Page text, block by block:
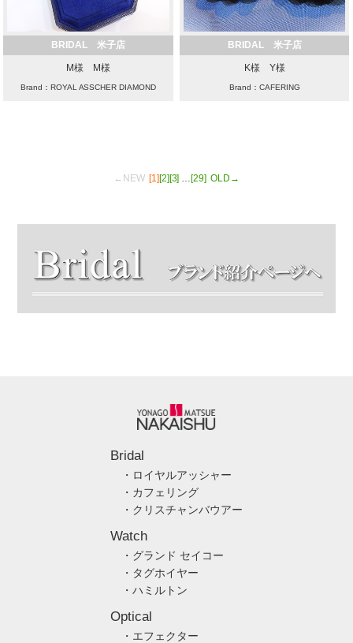
BRIDAL 米子店
M様 M様
Brand：ROYAL ASSCHER DIAMOND
BRIDAL 米子店
K様 Y様
Brand：CAFERING
←NEW [1][2][3] …[29] OLD→
Bridal
・ロイヤルアッシャー
・カフェリング
・クリスチャンバウアー
Watch
・グランド セイコー
・タグホイヤー
・ハミルトン
Optical
・エフェクター